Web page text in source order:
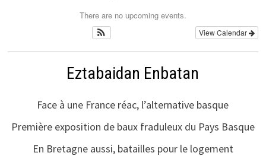
There are no upcoming events.
View Calendar
Eztabaidan Enbatan
Face à une France réac, l’alternative basque
Première exposition de baux fraduleux du Pays Basque
En Bretagne aussi, batailles pour le logement